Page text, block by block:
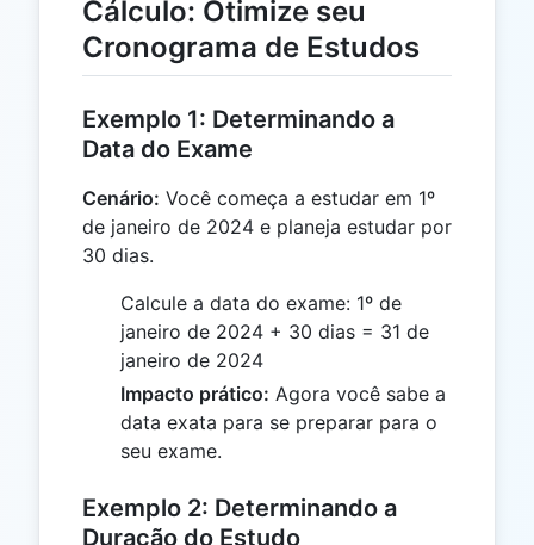
Cálculo: Otimize seu
Cronograma de Estudos
Exemplo 1: Determinando a
Data do Exame
Cenário: Você começa a estudar em 1º
de janeiro de 2024 e planeja estudar por
30 dias.
Calcule a data do exame: 1º de
janeiro de 2024 + 30 dias = 31 de
janeiro de 2024
Impacto prático: Agora você sabe a
data exata para se preparar para o
seu exame.
Exemplo 2: Determinando a
Duração do Estudo